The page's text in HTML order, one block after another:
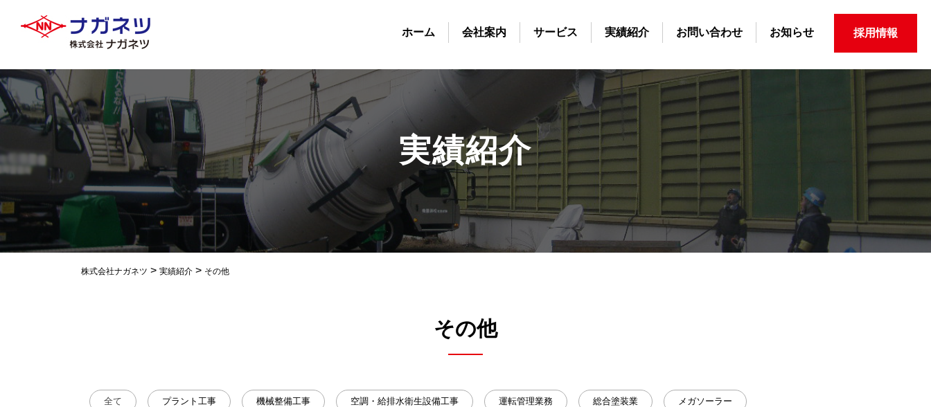
ホーム 会社案内 サービス 実績紹介 お問い合わせ お知らせ 採用情報
実績紹介
株式会社ナガネツ > 実績紹介 > その他
その他
全て プラント工事 機械整備工事 空調・給排水衛生設備工事 運転管理業務 総合塗装業 メガソーラー